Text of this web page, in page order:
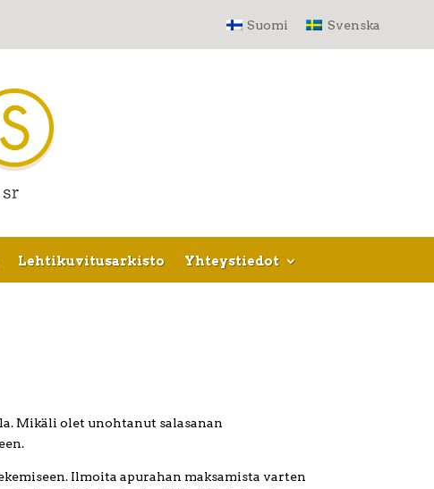
Suomi Svenska
Lehtikuvitusarkisto Yhteystiedot
Mikäli olet unohtanut salasanan
Ilmoita apurahan maksamista varten